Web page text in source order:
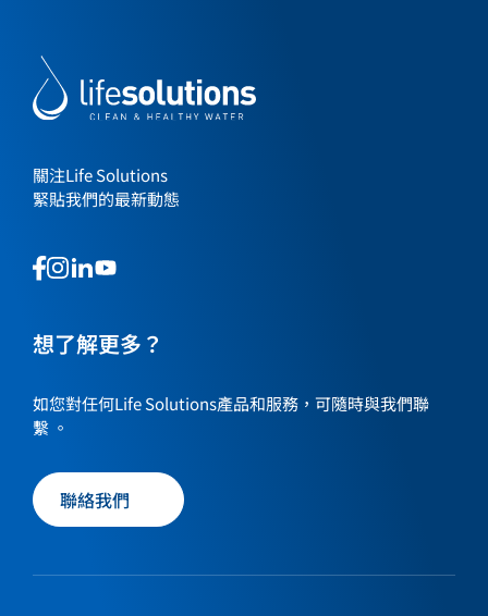
關注Life Solutions
緊貼我們的最新動態
This
link
to
social
media
This
link
social
This
link
to
social
This
link
social
想了解更多？
如您對任何Life Solutions產品和服務，可隨時與我們聯
繫 。
聯絡我們